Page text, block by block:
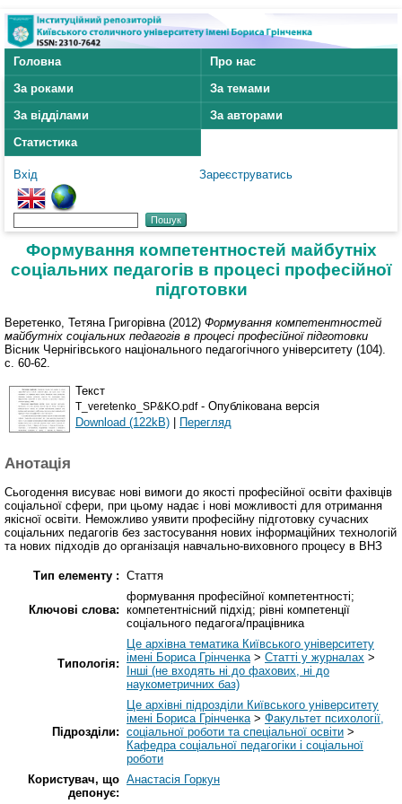
Головна
Про нас
За роками
За темами
За відділами
За авторами
Статистика
Вхід Зареєструватись
Формування компетентностей майбутніх
соціальних педагогів в процесі професійної
підготовки
Веретенко, Тетяна Григорівна (2012) Формування компетентностей
майбутніх соціальних педагогів в процесі професійної підготовки
Вісник Чернігівського національного педагогічного університету (104).
с. 60-62.
Текст
T_veretenko_SP&KO.pdf- Опублікована версія
Download (122kB) | Перегляд
Анотація
Сьогодення висуває нові вимоги до якості професійної освіти фахівців
соціальної сфери, при цьому надає і нові можливості для отримання
якісної освіти. Неможливо уявити професійну підготовку сучасних
соціальних педагогів без застосування нових інформаційних технологій
та нових підходів до організація навчально-виховного процесу в ВНЗ
Тип елементу : Стаття
Ключові слова:
формування професійної компетентності;
компетентнісний підхід; рівні компетенції
соціального педагога/працівника
Типологія:
Це архівна тематика Київського університету
імені Бориса Грінченка> Статті у журналах >
Інші (не входять ні до фахових, ні до
наукометричних баз)
Підрозділи:
Це архівні підрозділи Київського університету
імені Бориса Грінченка> Факультет психології,
соціальної роботи та спеціальної освіти >
Кафедра соціальної педагогіки і соціальної
роботи
Користувач, що
депонує:
Анастасія Горкун